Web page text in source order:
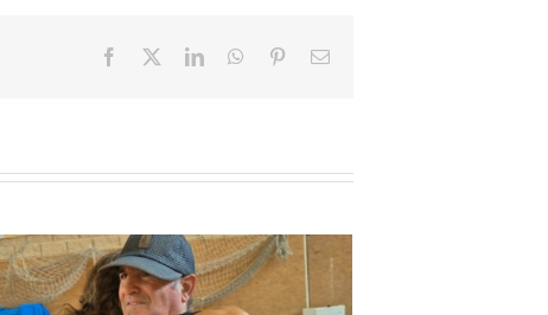
Facebook LinkedInWhatsApp
PinterestEmail